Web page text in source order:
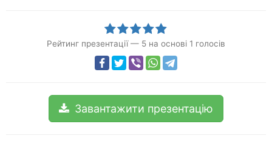
Рейтинг презентації — 5 на основі 1 голосів
Завантажити презентацію